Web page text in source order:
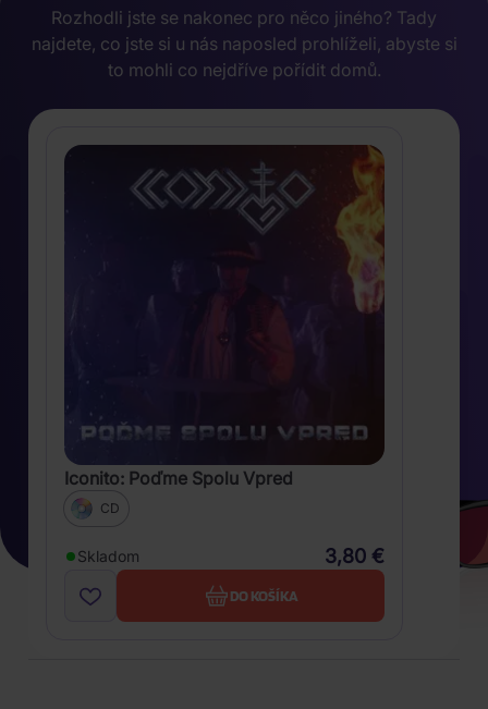
Rozhodli jste se nakonec pro něco jiného? Tady
najdete, co jste si u nás naposled prohlíželi, abyste si
to mohli co nejdříve pořídit domů.
Iconito: Poďme Spolu Vpred
CD
Skladom 3,80 €
DO KOŠÍKA